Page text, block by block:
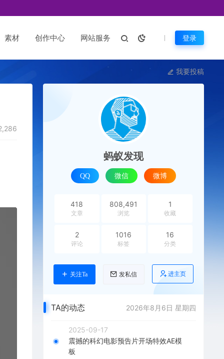
素材 创作中心 网站服务 登录
我要投稿
蚂蚁发现
QQ 微信 微博
418
文章
808,491
浏览
1
收藏
2
评论
1016
标签
16
分类
关注Ta 发私信 进主页
TA的动态 2026年8月6日 星期四
2025-09-17
震撼的科幻电影预告片开场特效AE模
板